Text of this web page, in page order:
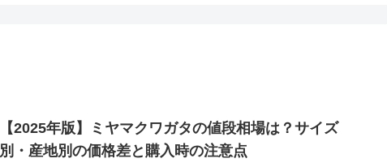
【2025年版】ミヤマクワガタの値段相場は？サイズ
別・産地別の価格差と購入時の注意点